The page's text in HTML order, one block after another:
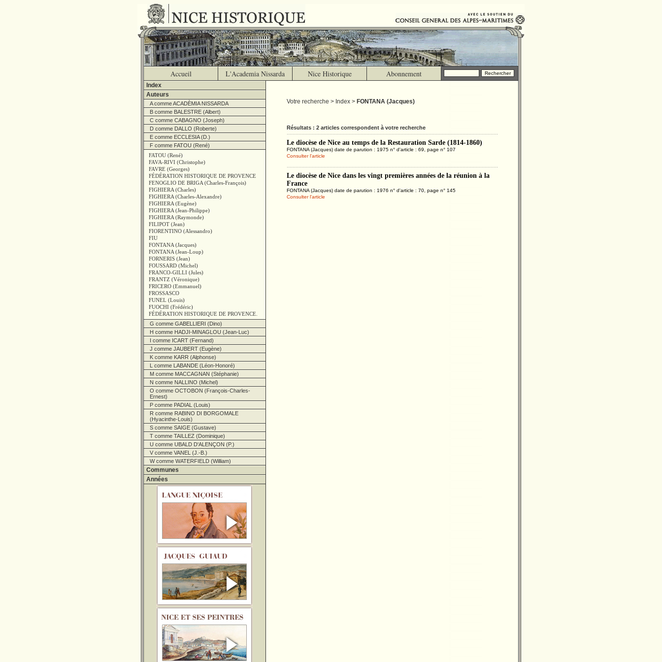
Accueil L'Academia Nissarda Nice Historique Abonnement
Index
Auteurs
A comme ACADÈMIA NISSARDA
B comme BALESTRE (Albert)
C comme CABAGNO (Joseph)
D comme DALLO (Roberte)
E comme ECCLESIA (D.)
F comme FATOU (René)
FATOU (René)
FAVA-RIVI (Christophe)
FAVRE (Georges)
FÉDÉRATION HISTORIQUE DE PROVENCE
FENOGLIO DE BRIGA (Charles-François)
FIGHIERA (Charles)
FIGHIERA (Charles-Alexandre)
FIGHIERA (Eugène)
FIGHIERA (Jean-Philippe)
FIGHIERA (Raymonde)
FILIPOT (Jean)
FIORENTINO (Alessandro)
FIU
FONTANA (Jacques)
FONTANA (Jean-Loup)
FORNERIS (Jean)
FOUSSARD (Michel)
FRANCO-GILLI (Jules)
FRANTZ (Véronique)
FRICERO (Emmanuel)
FROSSASCO
FUNEL (Louis)
FUOCHI (Frédéric)
FÉDÉRATION HISTORIQUE DE PROVENCE.
G comme GABELLIERI (Dino)
H comme HADJI-MINAGLOU (Jean-Luc)
I comme ICART (Fernand)
J comme JAUBERT (Eugène)
K comme KARR (Alphonse)
L comme LABANDE (Léon-Honoré)
M comme MACCAGNAN (Stéphanie)
N comme NALLINO (Michel)
O comme OCTOBON (François-Charles-
Ernest)
P comme PADIAL (Louis)
R comme RABINO DI BORGOMALE
(Hyacinthe-Louis)
S comme SAIGE (Gustave)
T comme TAILLEZ (Dominique)
U comme UBALD D'ALENÇON (P.)
V comme VANEL (J.-B.)
W comme WATERFIELD (William)
Communes
Années
Votre recherche > Index > FONTANA (Jacques)
Résultats : 2 articles correspondent à votre recherche
Le diocèse de Nice au temps de la Restauration Sarde (1814-1860)
FONTANA (Jacques) date de parution : 1975 n° d'article : 69, page n° 107
Consulter l'article
Le diocèse de Nice dans les vingt premières années de la réunion à la
France
FONTANA (Jacques) date de parution : 1976 n° d'article : 70, page n° 145
Consulter l'article